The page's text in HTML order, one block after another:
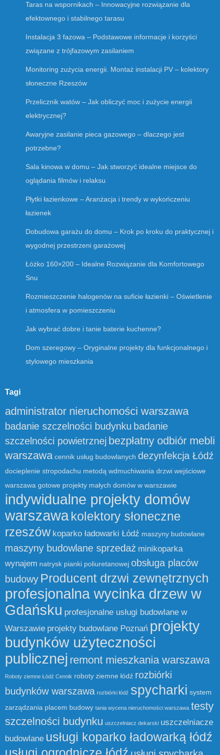
Taras na wspornikach – Innowacyjne rozwiązanie dla
efektownego i stabilnego tarasu
Instalacja 3 fazowa – Podstawowe informacje i korzyści
związane z trójfazowym zasilaniem
Monitoring zużycia energii. Montaż instalacji PV – kolektory
słoneczne Rzeszów
Przelicznik watów – Jak obliczyć moc i zużycie energii
elektrycznej?
Awaryjne zasilanie pieca gazowego – dlaczego jest
potrzebne?
Sala kinowa w domu – Jak stworzyć idealne miejsce do
oglądania filmów i relaksu
Płytki łazienkowe – Aranżacja i trendy w wykończeniu
łazienek
Dobudowa garażu do domu – Krok po kroku do praktycznej i
wygodnej przestrzeni garażowej
Łóżko 160×200 – Idealne Rozwiązanie dla Komfortowego
Snu
Rozmieszczenie halogenów na suficie łazienki – Oświetlenie
i atmosfera w pomieszczeniu
Jak wybrać dobre i tanie baterie kuchenne?
Dom szeregowy – Oryginalne projekty dla funkcjonalnego i
stylowego mieszkania
Tagi
administrator nieruchomości warszawa
badanie szczelności budynku badanie
szczelności powietrznej bezpłatny odbiór mebli
warszawa cennik usług budowlanych dezynfekcja Łódź
docieplenie stropodachu metodą wdmuchiwania drzwi wejściowe
warszawa gotowe projekty małych domów w warszawie
indywidualne projekty domów
warszawakolektory słoneczne
rzeszów koparko ładowarki Łódź maszyny budowlane
maszyny budowlane sprzedaż minikoparka
wynajem natrysk pianki poliuretanowej obsługa placów
budowy Producent drzwi zewnętrznych
profesjonalna wycinka drzew w
Gdańsku profesjonalne usługi budowlane w
Warszawie projekty budowlane Poznań projekty
budynków użyteczności
publicznej remont mieszkania warszawa
Roboty ziemne Łódź Cennik roboty ziemne łódź rozbiórki
budynków warszawa rozbiórki łódź spycharki system
zarządzania placem budowy tania wycena nieruchomości warszawa testy
szczelności budynku uszczelniacz dekarski uszczelniacze
budowlane usługi koparko ładowarką łódź